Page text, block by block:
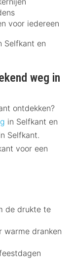
voor iedereen
Selfkant en
weg in
ontdekken?
in Selfkant en
Selfkant.
voor een
de drukte te
warme dranken